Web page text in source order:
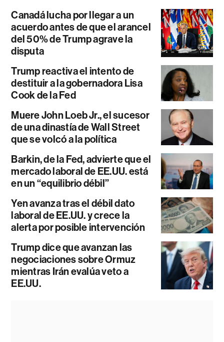
Canadá lucha por llegar a un
acuerdo antes de que el arancel
del 50% de Trump agrave la
disputa
Trump reactiva el intento de
destituir a la gobernadora Lisa
Cook de la Fed
Muere John Loeb Jr., el sucesor
de una dinastía de Wall Street
que se volcó a la política
Barkin, de la Fed, advierte que el
mercado laboral de EE.UU. está
en un “equilibrio débil”
Yen avanza tras el débil dato
laboral de EE.UU. y crece la
alerta por posible intervención
Trump dice que avanzan las
negociaciones sobre Ormuz
mientras Irán evalúa veto a
EE.UU.